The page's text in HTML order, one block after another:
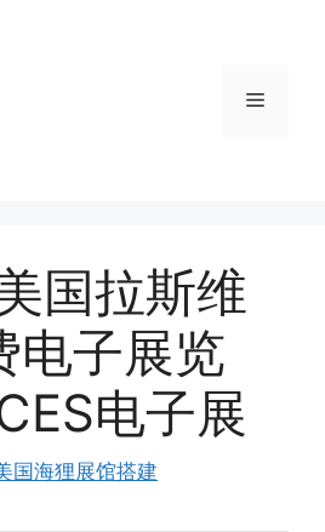
菜
国拉斯维
电子展览
电子展
国海狸展馆搭建